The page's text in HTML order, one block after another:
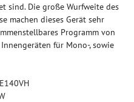
sind. Die große Wurfweite des
machen dieses Gerät sehr
Programm von
für Mono-, sowie